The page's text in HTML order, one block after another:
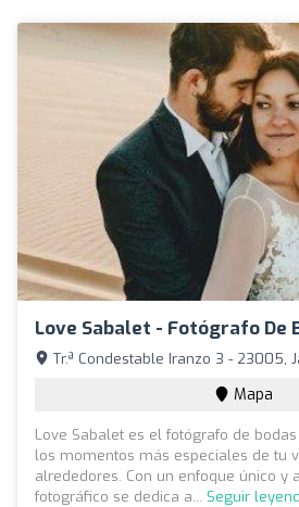
Love Sabalet - Fotógrafo De
Tr.ª Condestable Iranzo 3 - 23005,
Mapa
Love Sabalet es el fotógrafo de
los momentos más especiales de tu
alrededores. Con un enfoque único y
fotográfico se dedica a... Seguir